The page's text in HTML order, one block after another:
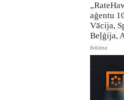
aģentu
Vācija,
Beļģija,
Reklāma